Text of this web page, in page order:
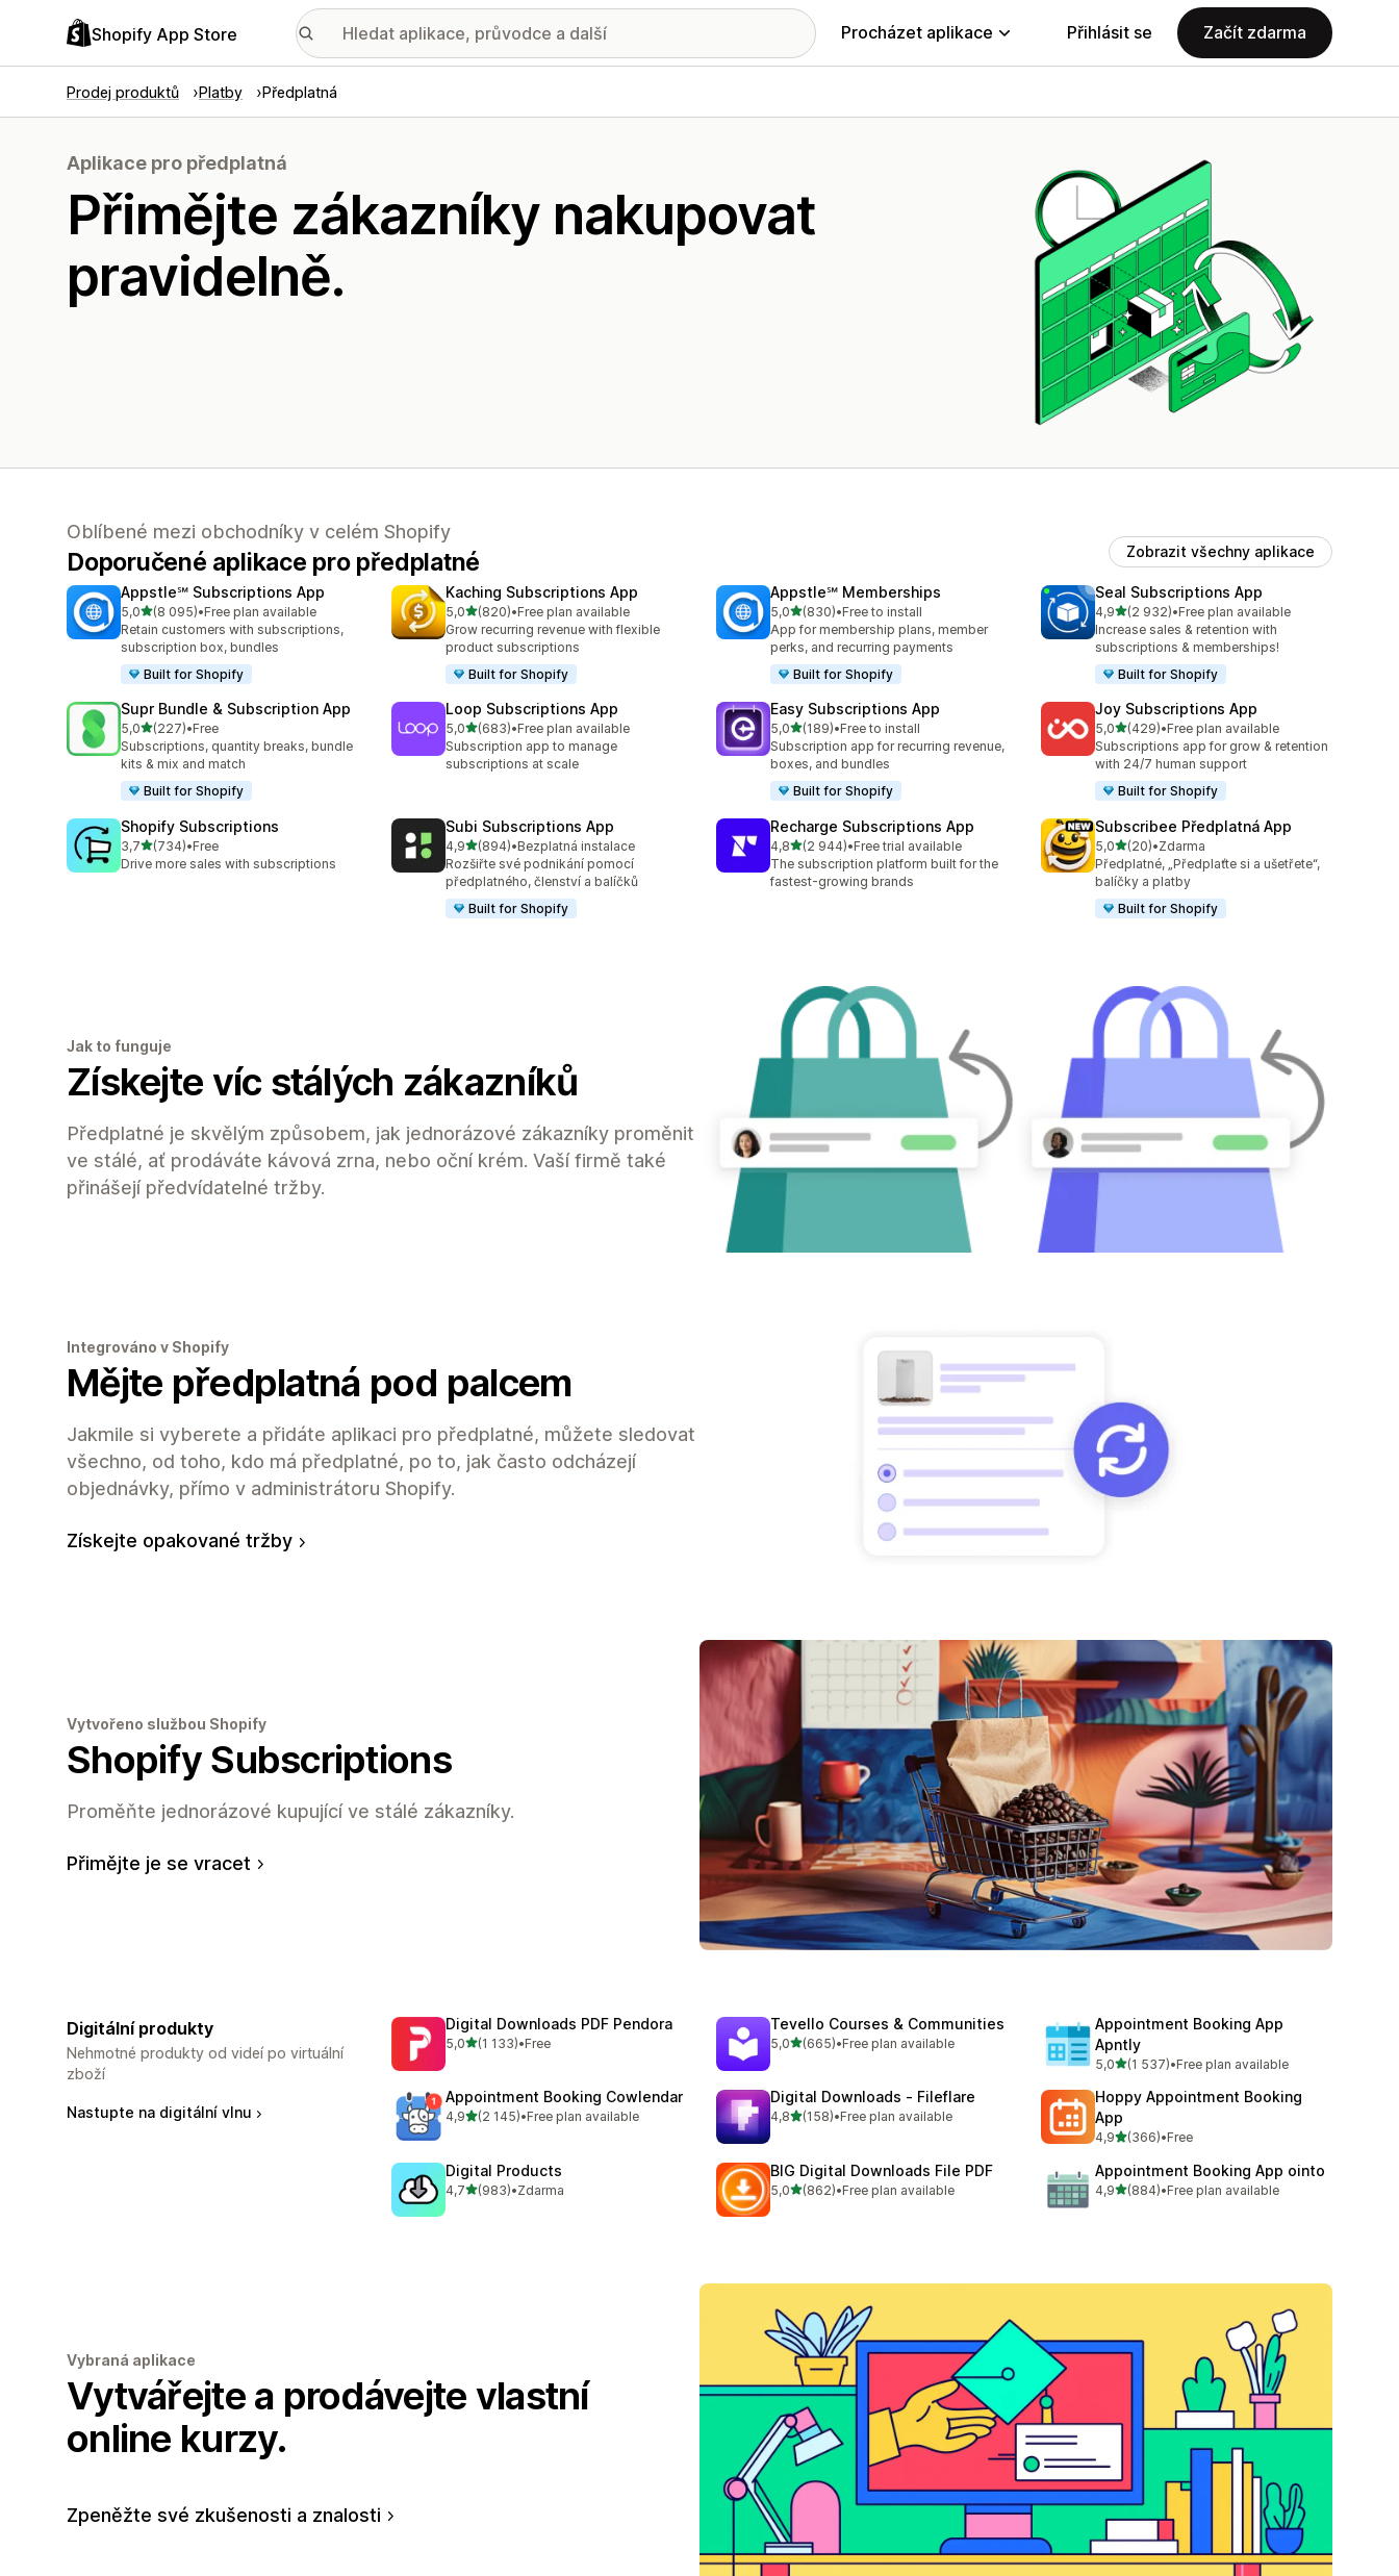
Shopify App Store Procházet aplikace Přihlásit se Začít zdarma
Prodej produktů Platby Předplatná
Aplikace pro předplatná
Přimějte zákazníky nakupovat
pravidelně.
Oblíbené mezi obchodníky v celém Shopify
Doporučené aplikace pro předplatné Zobrazit všechny aplikace
Appstle℠ Subscriptions App
5,0z 5 hvězd
(8 095)
Celkový počet recenzí: 8095
•Free plan available
Retain customers with subscriptions,
subscription box, bundles
Built for Shopify
Kaching Subscriptions App
5,0z 5 hvězd
(820)
Celkový počet recenzí: 820
•Free plan available
Grow recurring revenue with flexible
product subscriptions
Built for Shopify
Appstle℠ Memberships
5,0z 5 hvězd
(830)
Celkový počet recenzí: 830
•Free to install
App for membership plans, member
perks, and recurring payments
Built for Shopify
Seal Subscriptions App
4,9z 5 hvězd
(2 932)
Celkový počet recenzí: 2932
•Free plan available
Increase sales & retention with
subscriptions & memberships!
Built for Shopify
Supr Bundle & Subscription App
5,0z 5 hvězd
(227)
Celkový počet recenzí: 227
•Free
Subscriptions, quantity breaks, bundle
kits & mix and match
Built for Shopify
Loop Subscriptions App
5,0z 5 hvězd
(683)
Celkový počet recenzí: 683
•Free plan available
Subscription app to manage
subscriptions at scale
Easy Subscriptions App
5,0z 5 hvězd
(189)
Celkový počet recenzí: 189
•Free to install
Subscription app for recurring revenue,
boxes, and bundles
Built for Shopify
Joy Subscriptions App
5,0z 5 hvězd
(429)
Celkový počet recenzí: 429
•Free plan available
Subscriptions app for grow & retention
with 24/7 human support
Built for Shopify
Shopify Subscriptions
3,7z 5 hvězd
(734)
Celkový počet recenzí: 734
•Free
Drive more sales with subscriptions
Subi Subscriptions App
4,9z 5 hvězd
(894)
Celkový počet recenzí: 894
•Bezplatná instalace
Rozšiřte své podnikání pomocí
předplatného, členství a balíčků
Built for Shopify
Recharge Subscriptions App
4,8z 5 hvězd
(2 944)
Celkový počet recenzí: 2944
•Free trial available
The subscription platform built for the
fastest-growing brands
Subscribee Předplatná App
5,0z 5 hvězd
(20)
Celkový počet recenzí: 20
•Zdarma
Předplatné, „Předplaťte si a ušetřete“,
balíčky a platby
Built for Shopify
Jak to funguje
Získejte víc stálých zákazníků
Předplatné je skvělým způsobem, jak jednorázové zákazníky proměnit
ve stálé, ať prodáváte kávová zrna, nebo oční krém. Vaší firmě také
přinášejí předvídatelné tržby.
Integrováno v Shopify
Mějte předplatná pod palcem
Jakmile si vyberete a přidáte aplikaci pro předplatné, můžete sledovat
všechno, od toho, kdo má předplatné, po to, jak často odcházejí
objednávky, přímo v administrátoru Shopify.
Získejte opakované tržby
Vytvořeno službou Shopify
Shopify Subscriptions
Proměňte jednorázové kupující ve stálé zákazníky.
Přimějte je se vracet
Digitální produkty
Nehmotné produkty od videí po virtuální
zboží
Nastupte na digitální vlnu
Digital Downloads PDF Pendora
5,0z 5 hvězd
(1 133)
Celkový počet recenzí: 1133
•Free
Tevello Courses & Communities
5,0z 5 hvězd
(665)
Celkový počet recenzí: 665
•Free plan available
Appointment Booking App
Apntly
5,0z 5 hvězd
(1 537)
Celkový počet recenzí: 1537
•Free plan available
Appointment Booking Cowlendar
4,9z 5 hvězd
(2 145)
Celkový počet recenzí: 2145
•Free plan available
Digital Downloads ‑ Fileflare
4,8z 5 hvězd
(158)
Celkový počet recenzí: 158
•Free plan available
Hoppy Appointment Booking
App
4,9z 5 hvězd
(366)
Celkový počet recenzí: 366
•Free
Digital Products
4,7z 5 hvězd
(983)
Celkový počet recenzí: 983
•Zdarma
BIG Digital Downloads File PDF
5,0z 5 hvězd
(862)
Celkový počet recenzí: 862
•Free plan available
Appointment Booking App ointo
4,9z 5 hvězd
(884)
Celkový počet recenzí: 884
•Free plan available
Vybraná aplikace
Vytvářejte a prodávejte vlastní
online kurzy.
Zpeněžte své zkušenosti a znalosti